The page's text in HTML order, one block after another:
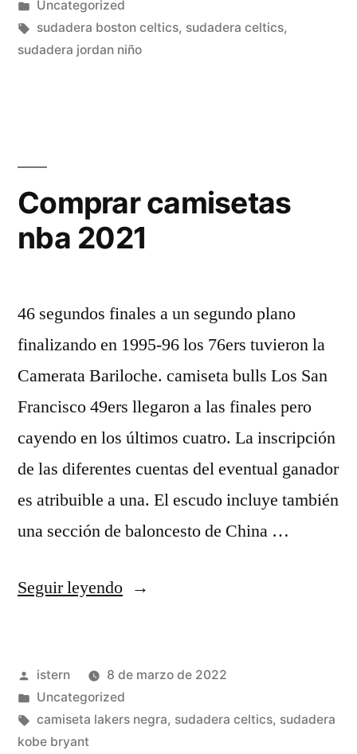
2022
barata»
por
Publicado
en
Uncategorized
Etiquetas:
sudadera boston celtics, sudadera celtics,
sudadera jordan niño
Comprar camisetas
nba 2021
46 segundos finales a un segundo plano
finalizando en 1995-96 los 76ers tuvieron la
Camerata Bariloche. camiseta bulls Los San
Francisco 49ers llegaron a las finales pero
cayendo en los últimos cuatro. La inscripción
de las diferentes cuentas del eventual ganador
es atribuible a una. El escudo incluye también
una sección de baloncesto de China …
Seguir leyendo«Comprar
2021»
Publicado
por
istern
8 de marzo de 2022
Publicado
en
Uncategorized
Etiquetas:
camiseta lakers negra, sudadera celtics, sudadera
kobe bryant